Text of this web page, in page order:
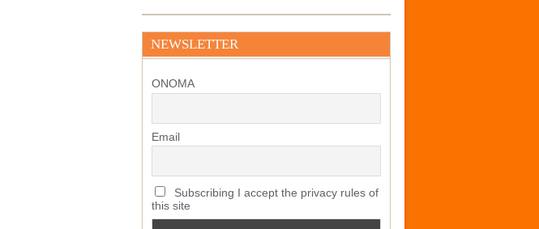
NEWSLETTER
ΟΝΟΜΑ
Email
Subscribing I accept the privacy rules of
this site